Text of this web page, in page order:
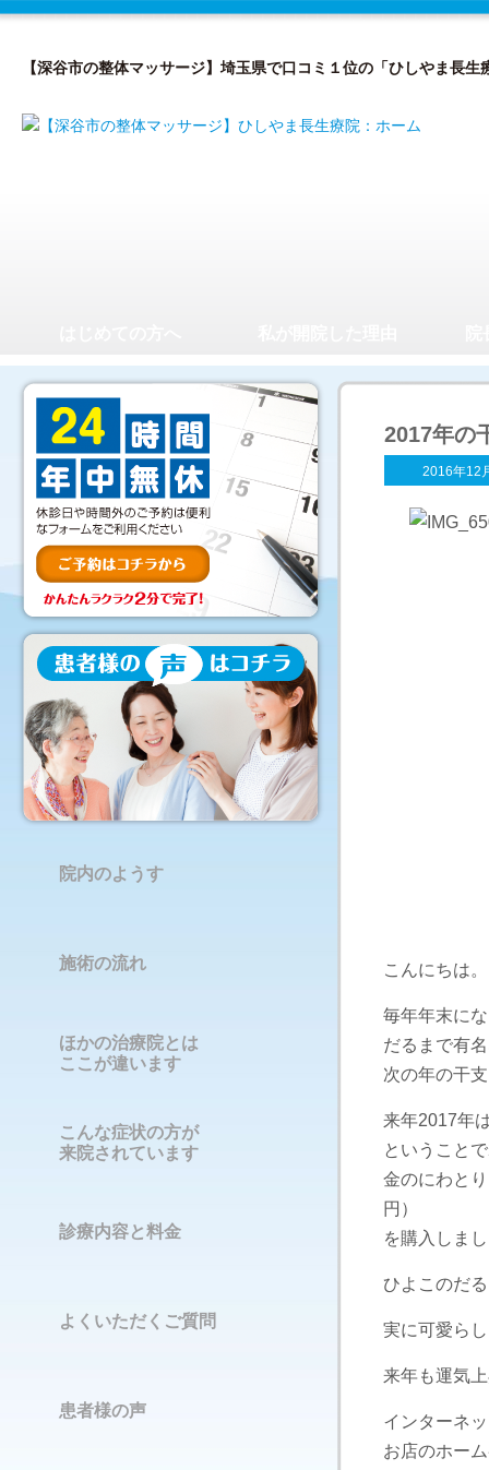
【深谷市の整体マッサージ】埼玉県で口コミ１位の「ひしやま長生
2017年の
2016年12
こんにちは。
毎年年末に
だるまで有
次の年の干
来年2017年
ということ
金のにわと
円）
を購入しま
ひよこのだ
実に可愛ら
来年も運気
インターネ
お店のホー
院内のようす
施術の流れ
ほかの治療院とは
ここが違います
こんな症状の方が
来院されています
診療内容と料金
よくいただくご質問
患者様の声